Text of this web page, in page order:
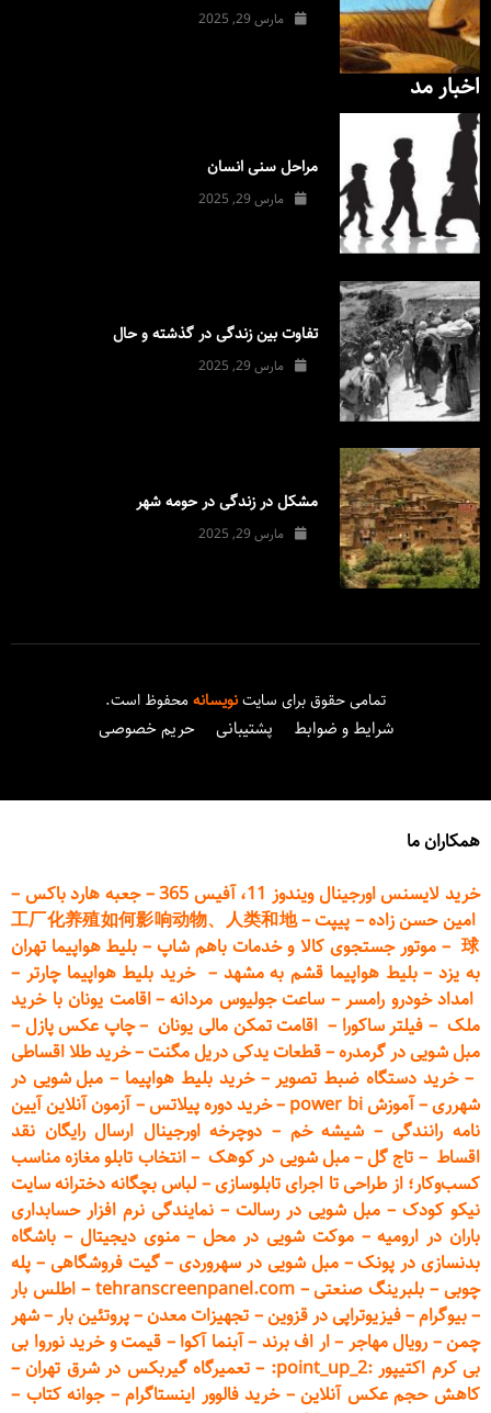
مارس 29, 2025
اخبار مد
مراحل سنی انسان
مارس 29, 2025
تفاوت بین زندگی در گذشته و حال
مارس 29, 2025
مشکل در زندگی در حومه شهر
مارس 29, 2025
تمامی حقوق برای سایتنویسانهمحفوظ است.
شرایط و ضوابط پشتیبانی حریم خصوصی
همکاران ما
خرید لایسنس اورجینال ویندوز 11، آفیس 365
–جعبه هارد باکس –
امین حسن زاده– پیپت–
工厂化养殖如何影响动物、人类和地
球
– موتور جستجوی کالا و خدمات باهم شاپ– بلیط هواپیما تهران
به یزد–بلیط هواپیما قشم به مشهد –خرید بلیط هواپیما چارتر –
امداد خودرو رامسر– ساعت جولیوس مردانه–اقامت یونان با خرید
ملک – فیلتر ساکورا – اقامت تمکن مالی یونان –چاپ عکس پازل –
مبل شویی در گرمدره–قطعاتیدکی دریل مگنت–خرید طلا اقساطی
–خرید دستگاه ضبط تصویر–خرید بلیط هواپیما –مبل شویی در
شهرری–آموزش power bi –خرید دورهپیلاتس–آزمون آنلاین آیین
نامه رانندگی– شیشه خم – دوچرخه اورجینال ارسال رایگان نقد
اقساط – تاج گل–مبل شویی در کوهک–انتخاب تابلو مغازه مناسب
کسب‌وکار؛ از طراحی تا اجرای تابلوسازی– لباس بچگانه دخترانه سایت
نیکو کودک – مبل شویی در رسالت – نمایندگی نرم افزار حسابداری
باران در ارومیه–موکت شویی در محل–منوی دیجیتال – باشگاه
بدنسازی در پونک–مبل شویی در سهروردی–گیت فروشگاهی – پله
چوبی – بلبرینگ صنعتی–
tehranscreenpanel.com
–اطلس بار
–بیوگرام–فیزیوتراپی در قزوین– تجهیزات معدن–پروتئین بار–شهر
چمن– رویال مهاجر –ار اف برند –آبنما آکوا – قیمت و خرید نوروا بی
بی کرم اکتیپور :point_up_2:
– تعمیرگاه گیربکس در شرق تهران–
کاهش حجم عکس آنلاین–خرید فالوور اینستاگرام–جوانه کتاب –